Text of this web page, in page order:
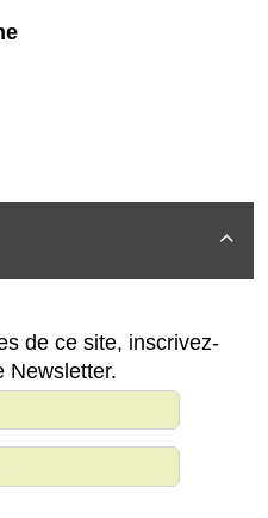

de ce site, inscrivez-
Newsletter.